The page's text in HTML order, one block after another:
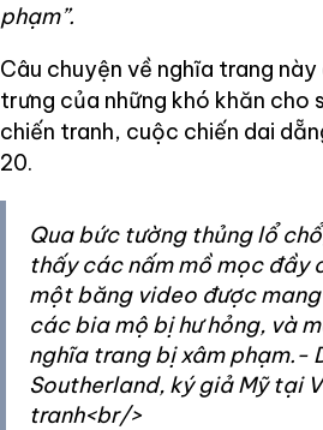
phạm”.
Câu chuyện về nghĩa trang này
trưng của những khó khăn cho
chiến tranh, cuộc chiến dai
20.
Qua bức tường thủng lổ
thấy các nấm mồ mọc đầy
một băng video được
các bia mộ bị hư hỏng, và
nghĩa trang bị xâm phạm.-
Southerland, ký giả Mỹ tại
tranh<br/>